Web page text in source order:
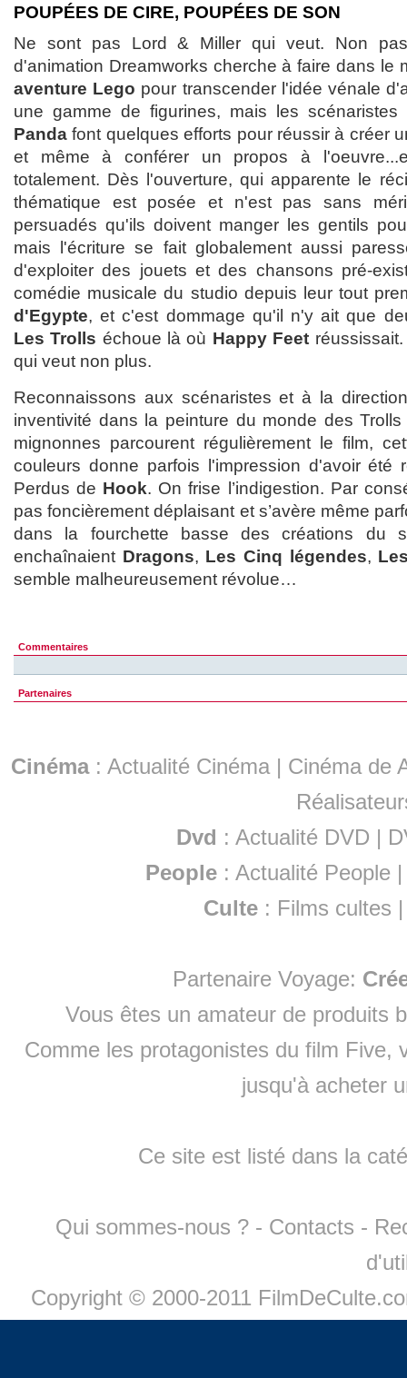
POUPÉES DE CIRE, POUPÉES DE SON
Ne sont pas Lord & Miller qui veut. Non
d'animation Dreamworks cherche à faire dans le
aventure Lego pour transcender l'idée vénale
une gamme de figurines, mais les
Panda font quelques efforts pour réussir à créer
et même à conférer un propos à
totalement. Dès l'ouverture, qui apparente le
thématique est posée et n'est pas sans
persuadés qu'ils doivent manger les gentils
mais l'écriture se fait globalement aussi
d'exploiter des jouets et des chansons pré-
comédie musicale du studio depuis leur tout
d'Egypte, et c'est dommage qu'il n'y ait que
Les Trolls échoue là où Happy Feet
qui veut non plus.
Reconnaissons aux scénaristes et à la
inventivité dans la peinture du monde des
mignonnes parcourent régulièrement le film,
couleurs donne parfois l'impression d'avoir été
Perdus de Hook. On frise l’indigestion. Par
pas foncièrement déplaisant et s’avère même
dans la fourchette basse des créations du
enchaînaient Dragons, Les Cinq légendes,
semble malheureusement révolue…
Commentaires
Partenaires
Cinéma: Actualité Cinéma | Cinéma de
Dvd : Actualité DVD |
People :Actualité People
Culte : Films cultes
Partenaire Voyage:
Vous êtes un amateur de produits
Comme les protagonistes du film Five,
jusqu'à acheter
Ce site est listé dans la
Qui sommes-nous ? - Contacts -
Copyright © 2000-2011